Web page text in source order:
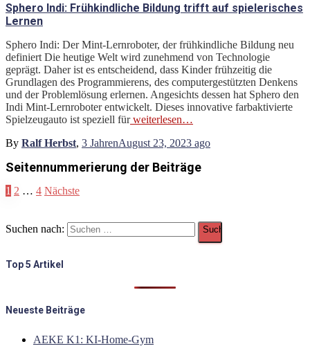
Sphero Indi: Frühkindliche Bildung trifft auf spielerisches
Lernen
Sphero Indi: Der Mint-Lernroboter, der frühkindliche Bildung neu
definiert Die heutige Welt wird zunehmend von Technologie
geprägt. Daher ist es entscheidend, dass Kinder frühzeitig die
Grundlagen des Programmierens, des computergestützten Denkens
und der Problemlösung erlernen. Angesichts dessen hat Sphero den
Indi Mint-Lernroboter entwickelt. Dieses innovative farbaktivierte
Spielzeugauto ist speziell fürweiterlesen…
By Ralf Herbst, 3 JahrenAugust 23, 2023 ago
Seitennummerierung der Beiträge
1 2 … 4 Nächste
Suchen nach:
Top 5 Artikel
Neueste Beiträge
AEKE K1: KI-Home-Gym